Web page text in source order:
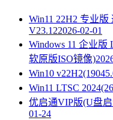
Win11 22H2 专业
V23.122026-02-01
Windows 11 企业版
软原版ISO镜像)
Win10
Win11 LTSC
优启通VIP版(U盘
01-24